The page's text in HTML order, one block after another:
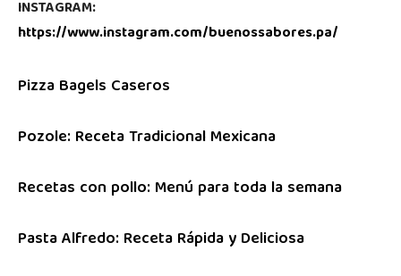
INSTAGRAM:
https://www.instagram.com/buenossabores.pa/
Pizza Bagels Caseros
Pozole: Receta Tradicional Mexicana
Recetas con pollo: Menú para toda la semana
Pasta Alfredo: Receta Rápida y Deliciosa